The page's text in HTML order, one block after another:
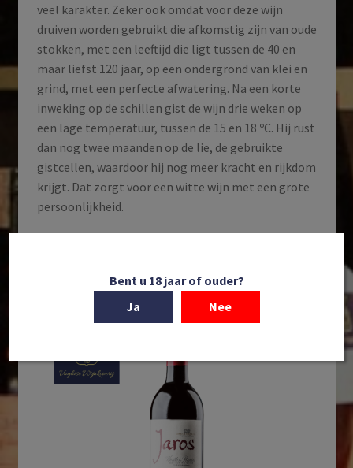
veel karakter. Zeker ook omdat voor deze wijn
druiven worden gebruikt die afkomstig zijn van oude
stokken, met een leeftijd die ligt tussen de 40 en
maar liefst 120 jaar, op een ondergrond van klei en
grind, met een perfecte afwatering. Na een korte
inweking op de schillen gist de wijn drie weken op
een lage temperatuur, tussen de 15 en 18 ºC. Hij rust
dan nog twee maanden op de lie, de gebruikte
gistcellen, waardoor hij nog meer kracht en rijkdom
krijgt. Dat zorgt voor een witte wijn met een grote
persoonlijkheid.
Bent u 18 jaar of ouder?
Ja
Nee